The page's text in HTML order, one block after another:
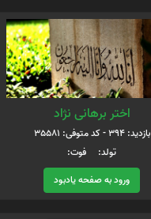
اختر برهانی نژاد
بازدید: 394 - کد متوفی: 35581
تولد: فوت:
ورود به صفحه یادبود